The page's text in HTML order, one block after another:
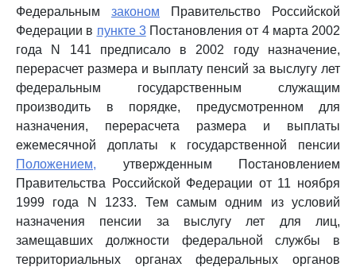
Федеральным законом Правительство Российской
Федерации в пункте 3Постановления от 4 марта 2002
года N 141 предписало в 2002 году назначение,
перерасчет размера и выплату пенсий за выслугу лет
федеральным государственным служащим
производить в порядке, предусмотренном для
назначения, перерасчета размера и выплаты
ежемесячной доплаты к государственной пенсии
Положением, утвержденным Постановлением
Правительства Российской Федерации от 11 ноября
1999 года N 1233. Тем самым одним из условий
назначения пенсии за выслугу лет для лиц,
замещавших должности федеральной службы в
территориальных органах федеральных органов